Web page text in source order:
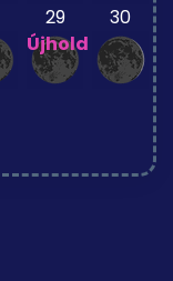
29
Újhold
30